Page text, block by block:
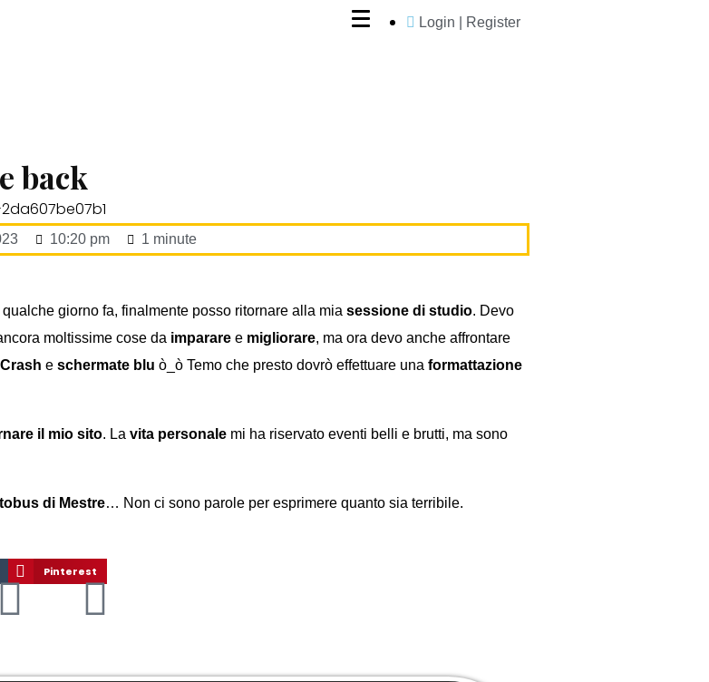
Login | Register
back
10:20 pm
1 minute
qualche giorno fa, finalmente posso ritornare alla mia sessione di studio. Devo
moltissime cose da imparare e migliorare, ma ora devo anche affrontare
Crash e schermate blu ò_ò Temo che presto dovrò effettuare una formattazione
il mio sito. La vita personale mi ha riservato eventi belli e brutti, ma sono
di Mestre… Non ci sono parole per esprimere quanto sia terribile.
Pinterest